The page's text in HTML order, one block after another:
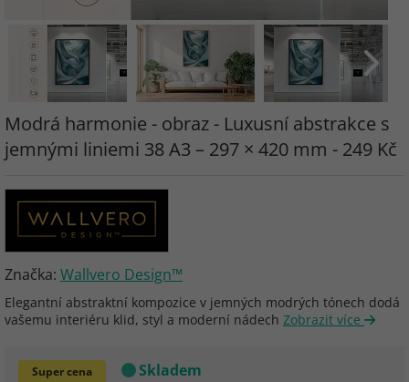
Modrá harmonie - obraz - Luxusní abstrakce s
jemnými liniemi 38 A3 – 297 × 420 mm - 249 Kč
Značka: Wallvero Design™
Elegantní abstraktní kompozice v jemných modrých tónech dodá
vašemu interiéru klid, styl a moderní nádech Zobrazit více
Super cena Skladem